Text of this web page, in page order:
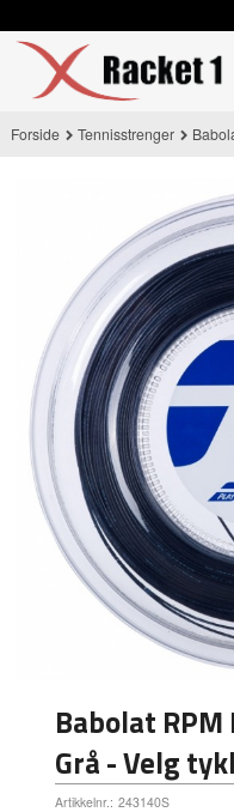
til
innholdet
Forside Tennisstrenger
Babolat
Grå - Velg
Artikkelnr.: 243140S